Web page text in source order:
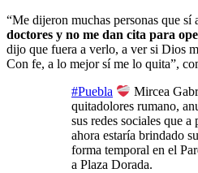
“Me dijeron muchas personas que sí
doctores y no me dan cita para
dijo que fuera a verlo, a ver si Dios
Con fe, a lo mejor sí me lo quita”,
#Puebla
Mircea
quitadolores rumano,
sus redes sociales que
ahora estaría brindado
forma temporal en el
a Plaza Dorada.